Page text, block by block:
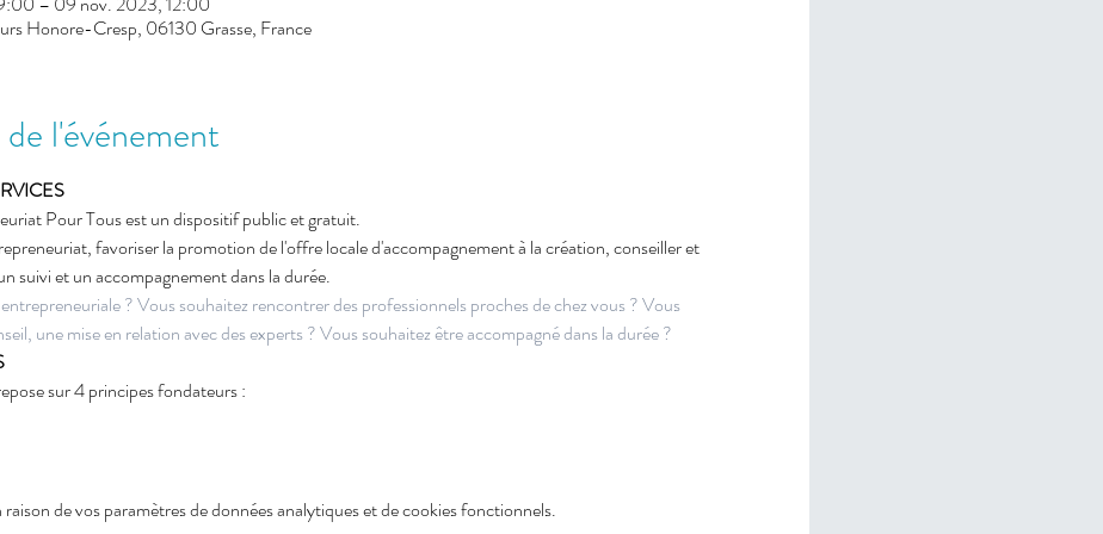
Honore-Cresp, 06130 Grasse, France
l'événement
Pour Tous est un dispositif public et gratuit.
favoriser la promotion de l'offre locale d'accompagnement à la création, conseiller et
suivi et un accompagnement dans la durée.
? Vous souhaitez rencontrer des professionnels proches de chez vous ? Vous
une mise en relation avec des experts ? Vous souhaitez être accompagné dans la durée ?
sur 4 principes fondateurs :
de vos paramètres de données analytiques et de cookies fonctionnels.